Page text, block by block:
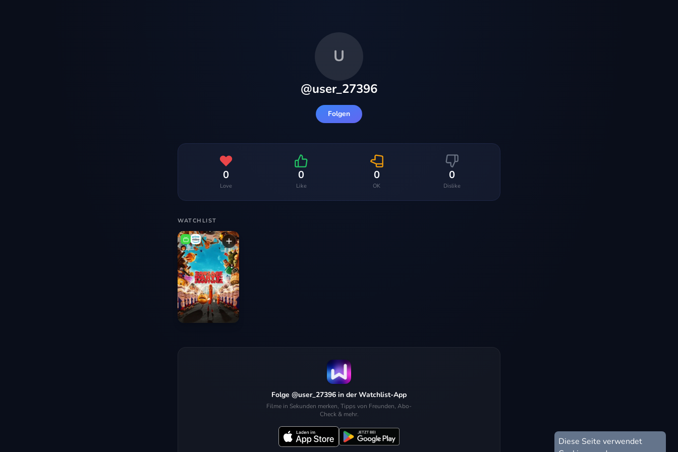
U
@user_27396
Folgen
0
Love
0
Like
0
OK
0
Dislike
WATCHLIST
Folge @user_27396 in der Watchlist-App
Filme in Sekunden merken, Tipps von Freunden, Abo-
Check & mehr.
Diese Seite verwendet